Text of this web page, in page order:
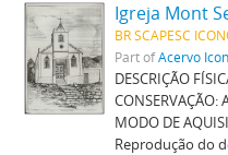
Igreja Mont
BR SCAPESC
Part ofAcervo
DESCRIÇÃO
CONSERVAÇÃO:
MODO DE
Reprodução do